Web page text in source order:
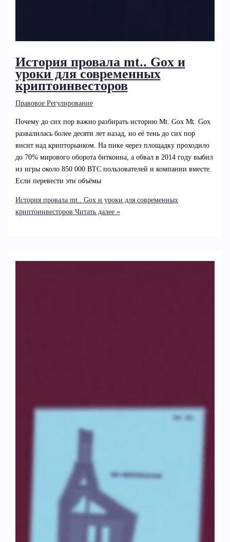
История провала mt.. Gox и
уроки для современных
криптоинвесторов
Правовое Регулирование
Почему до сих пор важно разбирать историю Mt. Gox Mt. Gox
развалилась более десяти лет назад, но её тень до сих пор
висит над крипторынком. На пике через площадку проходило
до 70% мирового оборота биткоина, а обвал в 2014 году выбил
из игры около 850 000 BTC пользователей и компании вместе.
Если перевести эти объёмы
История провала mt.. Gox и уроки для современных
криптоинвесторов Читать далее »